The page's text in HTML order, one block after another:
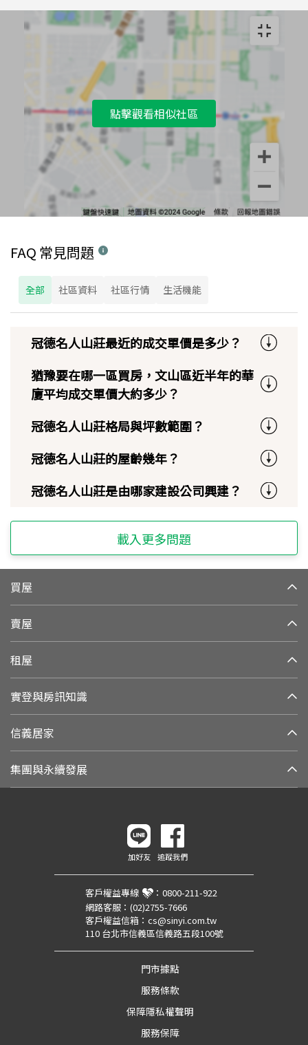
點擊觀看相似社區
FAQ 常見問題
全部 社區資料 社區行情 生活機能
冠德名人山莊最近的成交單價是多少？
猶豫要在哪一區買房，文山區近半年的華
廈平均成交單價大約多少？
冠德名人山莊格局與坪數範圍？
冠德名人山莊的屋齡幾年？
冠德名人山莊是由哪家建設公司興建？
載入更多問題
買屋
賣屋
租屋
實登與房訊知識
信義居家
集團與永續發展
加好友 追蹤我們
客戶權益專線 ： 0800-211-922
網路客服： (02)2755-7666
客戶權益信箱： cs@sinyi.com.tw
110 台北市信義區信義路五段100號
門市據點
服務條款
保障隱私權聲明
服務保障